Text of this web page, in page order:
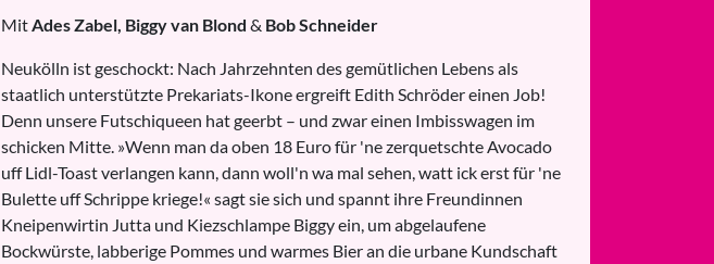
MitAdes Zabel, Biggy van Blond & Bob Schneider
Neukölln ist geschockt: Nach Jahrzehnten des gemütlichen Lebens als
staatlich unterstützte Prekariats-Ikone ergreift Edith Schröder einen Job!
Denn unsere Futschiqueen hat geerbt – und zwar einen Imbisswagen im
schicken Mitte. »Wenn man da oben 18 Euro für 'ne zerquetschte Avocado
uff Lidl-Toast verlangen kann, dann woll'n wa mal sehen, watt ick erst für 'ne
Bulette uff Schrippe kriege!« sagt sie sich und spannt ihre Freundinnen
Kneipenwirtin Jutta und Kiezschlampe Biggy ein, um abgelaufene
Bockwürste, labberige Pommes und warmes Bier an die urbane Kundschaft